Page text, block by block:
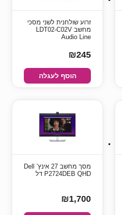
זרוע שולחנית לשני מסכי
מחשב LDT02-C02V
Audio Line
₪245
הוסף לעגלה
מסך מחשב ‏27 ‏אינץ’ Dell
P2724DEB QHD דל
₪1,700